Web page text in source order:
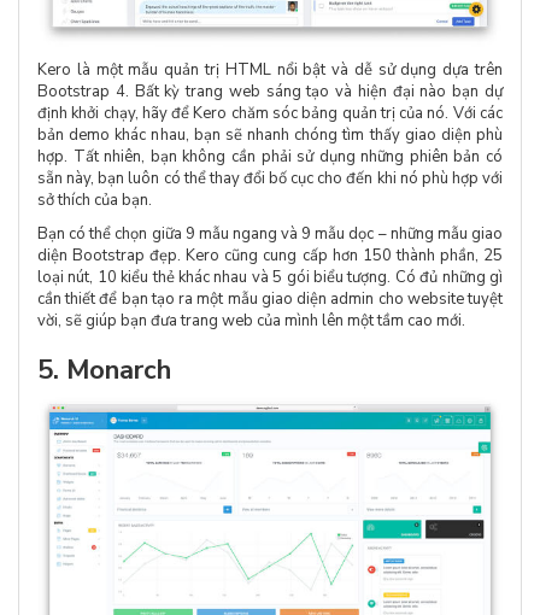
Kero là một mẫu quản trị HTML nổi bật và dễ sử dụng dựa trên
Bootstrap 4. Bất kỳ trang web sáng tạo và hiện đại nào bạn dự
định khởi chạy, hãy để Kero chăm sóc bảng quản trị của nó. Với các
bản demo khác nhau, bạn sẽ nhanh chóng tìm thấy giao diện phù
hợp. Tất nhiên, bạn không cần phải sử dụng những phiên bản có
sẵn này, bạn luôn có thể thay đổi bố cục cho đến khi nó phù hợp với
sở thích của bạn.
Bạn có thể chọn giữa 9 mẫu ngang và 9 mẫu dọc – những mẫu giao
diện Bootstrap đẹp. Kero cũng cung cấp hơn 150 thành phần, 25
loại nút, 10 kiểu thẻ khác nhau và 5 gói biểu tượng. Có đủ những gì
cần thiết để bạn tạo ra một mẫu giao diện admin cho website tuyệt
vời, sẽ giúp bạn đưa trang web của mình lên một tầm cao mới.
5. Monarch